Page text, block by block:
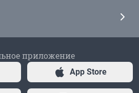
приложение
App Store